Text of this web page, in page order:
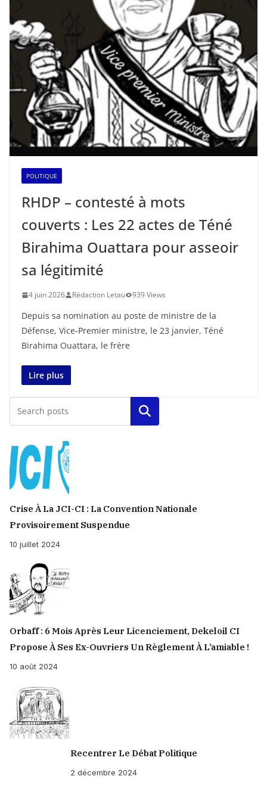
POLITIQUE
RHDP – contesté à mots
couverts : Les 22 actes de Téné
Birahima Ouattara pour asseoir
sa légitimité
4 juin 2026 Rédaction Letau 939 Views
Depuis sa nomination au poste de ministre de la
Défense, Vice-Premier ministre, le 23 janvier, Téné
Birahima Ouattara, le frère
Lire plus
Rechercher
Crise À La JCI-CI : La Convention Nationale
Provisoirement Suspendue
10 juillet 2024
Orbaff : 6 Mois Après Leur Licenciement, Dekeloil CI
Propose À Ses Ex-Ouvriers Un Règlement À L’amiable !
10 août 2024
Recentrer Le Débat Politique
2 décembre 2024